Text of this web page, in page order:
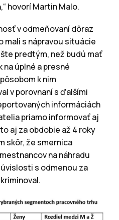
hovorí Martin Malo.
v odmeňovaní dôraz
mali s nápravou situácie
predtým, než budú mať
úplné a presné
k nim
v porovnaní s ďalšími
informáciách
priamo informovať aj
aj za obdobie až 4 roky
skôr, že smernica
na náhradu
s odmenou za